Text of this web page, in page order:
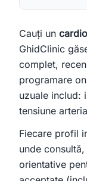
Cauți un
GhidClinic
complet,
programare
uzuale includ:
tensiune
Fiecare profil
unde
orientative
Bună! Spuneți-
Toate
caut cardiolog în Cluj
clinică stomatologie